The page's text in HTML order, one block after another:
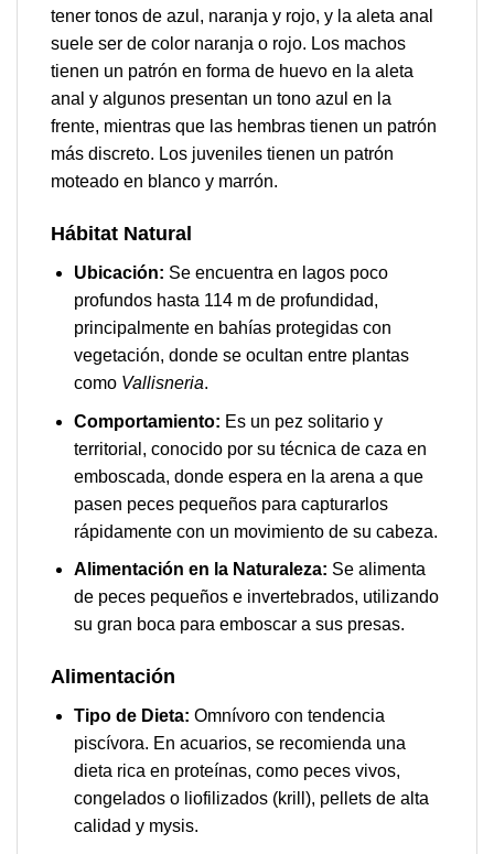
tener tonos de azul, naranja y rojo, y la aleta anal
suele ser de color naranja o rojo. Los machos
tienen un patrón en forma de huevo en la aleta
anal y algunos presentan un tono azul en la
frente, mientras que las hembras tienen un patrón
más discreto. Los juveniles tienen un patrón
moteado en blanco y marrón.
Hábitat Natural
Ubicación: Se encuentra en lagos poco
profundos hasta 114 m de profundidad,
principalmente en bahías protegidas con
vegetación, donde se ocultan entre plantas
como Vallisneria.
Comportamiento: Es un pez solitario y
territorial, conocido por su técnica de caza en
emboscada, donde espera en la arena a que
pasen peces pequeños para capturarlos
rápidamente con un movimiento de su cabeza.
Alimentación en la Naturaleza: Se alimenta
de peces pequeños e invertebrados, utilizando
su gran boca para emboscar a sus presas.
Alimentación
Tipo de Dieta: Omnívoro con tendencia
piscívora. En acuarios, se recomienda una
dieta rica en proteínas, como peces vivos,
congelados o liofilizados (krill), pellets de alta
calidad y mysis.